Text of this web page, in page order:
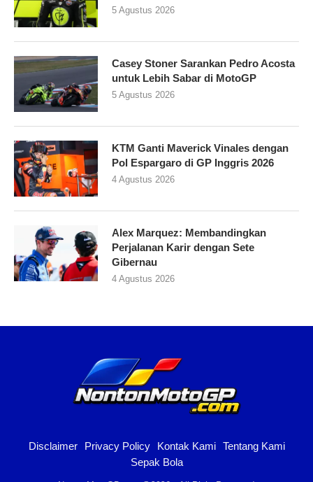
5 Agustus 2026
Casey Stoner Sarankan Pedro Acosta
untuk Lebih Sabar di MotoGP
5 Agustus 2026
KTM Ganti Maverick Vinales dengan
Pol Espargaro di GP Inggris 2026
4 Agustus 2026
Alex Marquez: Membandingkan
Perjalanan Karir dengan Sete
Gibernau
4 Agustus 2026
Disclaimer Privacy Policy Kontak Kami
Tentang Kami
Sepak Bola